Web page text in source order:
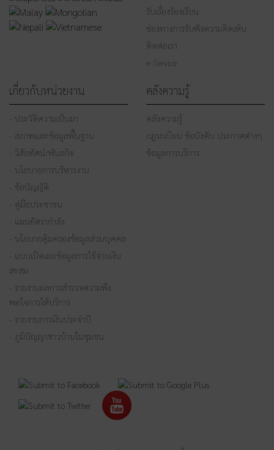
รับเรื่องร้องเรียน
ช่องทางการรับฟังความคิดเห็น
ติดต่อเรา
e-Service
เกี่ยวกับหน่วยงาน
- ประวัติความเป็นมา
- สภาพและข้อมูลพื้นฐาน
- วิสัยทัศน์/พันธกิจ
- นโยบายการบริหารงาน
- ข้อบัญญัติ
- คู่มือประชาชน
- แผนอัตรากำลัง
- นโยบายคุ้มครองข้อมูลส่วนบุคคล
- แบบเปิดเผยข้อมูลการใช้จ่ายเงิน
สะสม
- รายงานผลการสำรวจความพึง
พอใจการให้บริการ
- รายงานการเงินประจำปี
- ภูมิปัญญาชาวบ้านในชุมชน
คลังความรู้
คลังความรู้
กฎระเบียบ ข้อบังคับ ประกาศต่างๆ
ข้อมูลการบริการ